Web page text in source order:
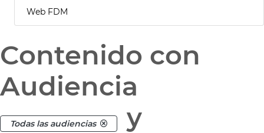
Web FDM
Contenido con
Audiencia
Todas las audiencias
y